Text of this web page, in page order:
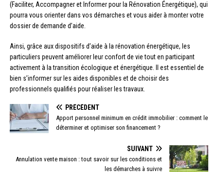
(Faciliter, Accompagner et Informer pour la Rénovation Énergétique), qui
pourra vous orienter dans vos démarches et vous aider à monter votre
dossier de demande d’aide.
Ainsi, grâce aux dispositifs d’aide à la rénovation énergétique, les
particuliers peuvent améliorer leur confort de vie tout en participant
activement à la transition écologique et énergétique. Il est essentiel de
bien s’informer sur les aides disponibles et de choisir des
professionnels qualifiés pour réaliser les travaux.
PRÉCÉDENT
Apport personnel minimum en crédit immobilier : comment le
déterminer et optimiser son financement ?
SUIVANT
Annulation vente maison : tout savoir sur les conditions et
les démarches à suivre